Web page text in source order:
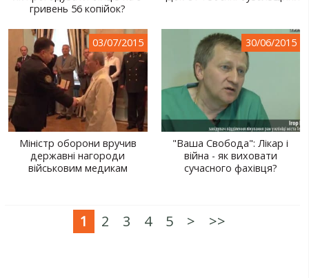
гривень 56 копійок?
03/07/2015
Міністр оборони вручив
державні нагороди
військовим медикам
30/06/2015
"Ваша Свобода": Лікар і
війна - як виховати
сучасного фахівця?
1 2 3 4 5 > >>